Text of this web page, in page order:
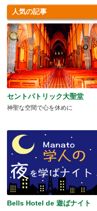
人気の記事
セントパトリック大聖堂
神聖な空間で心を休めに
Bells Hotel de 遊ばナイト